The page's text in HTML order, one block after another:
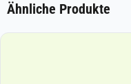
Ähnliche Produkte